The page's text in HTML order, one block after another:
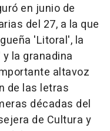
en junio de
del 27, a la que
'Litoral', la
la granadina
altavoz
de las letras
décadas del
de Cultura y